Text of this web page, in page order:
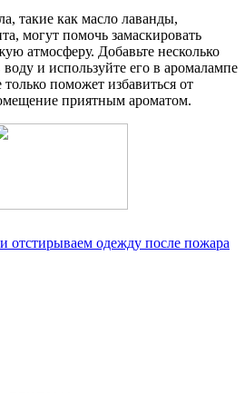
такие как масло лаванды,
могут помочь замаскировать
атмосферу. Добавьте несколько
и используйте его в аромалампе
поможет избавиться от
приятным ароматом.
отстирываем одежду после пожара